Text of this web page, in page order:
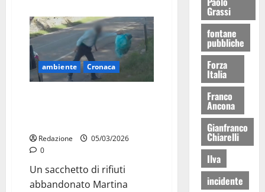
ambiente Cronaca
Redazione
05/03/2026
0
Un sacchetto di rifiuti
abbandonato Martina
Grassi
fontane
pubbliche
Forza
Italia
Franco
Ancona
Gianfranco
Chiarelli
Ilva
incidente